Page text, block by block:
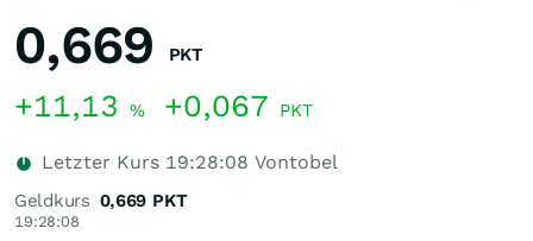
0,669 PKT
+11,13 % +0,067 PKT
Letzter Kurs 19:28:08 Vontobel
Geldkurs
19:28:08
0,669 PKT